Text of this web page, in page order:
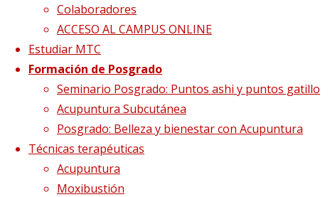
Colaboradores
ACCESO AL CAMPUS ONLINE
Estudiar MTC
Formación de Posgrado
Seminario Posgrado: Puntos ashi y puntos gatillo
Acupuntura Subcutánea
Posgrado: Belleza y bienestar con Acupuntura
Técnicas terapéuticas
Acupuntura
Moxibustión
Página de Inicio
Meandros
Tamaño completo1251 × 565pixels